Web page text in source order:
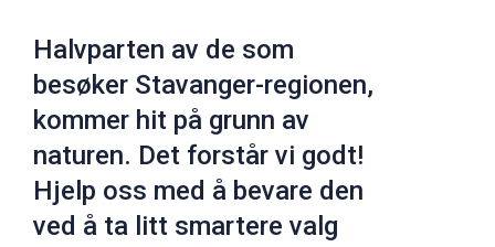
Halvparten av de som
besøker Stavanger-regionen,
kommer hit på grunn av
naturen. Det forstår vi godt!
Hjelp oss med å bevare den
ved å ta litt smartere valg